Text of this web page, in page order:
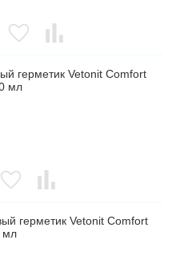
герметик Vetonit Comfort
мл
герметик Vetonit Comfort
мл